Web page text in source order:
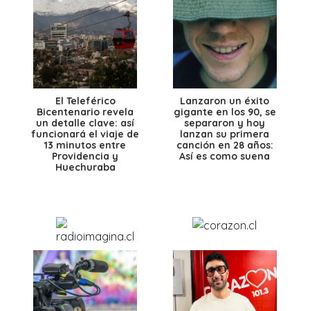
El Teleférico
Bicentenario revela
un detalle clave: así
funcionará el viaje de
13 minutos entre
Providencia y
Huechuraba
Lanzaron un éxito
gigante en los 90, se
separaron y hoy
lanzan su primera
canción en 28 años:
Así es como suena